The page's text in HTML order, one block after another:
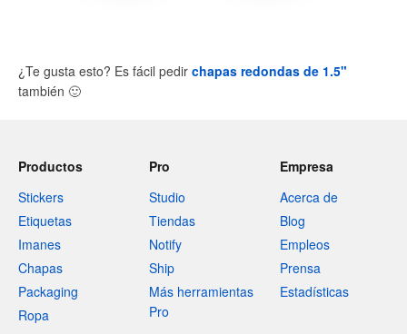
¿Te gusta esto? Es fácil pedir chapas redondas de 1.5"
también 🙂
Productos
Stickers
Etiquetas
Imanes
Chapas
Packaging
Ropa
Pro
Studio
Tiendas
Notify
Ship
Más herramientas
Pro
Empresa
Acerca de
Blog
Empleos
Prensa
Estadísticas